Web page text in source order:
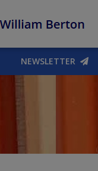
NEWSLETTER